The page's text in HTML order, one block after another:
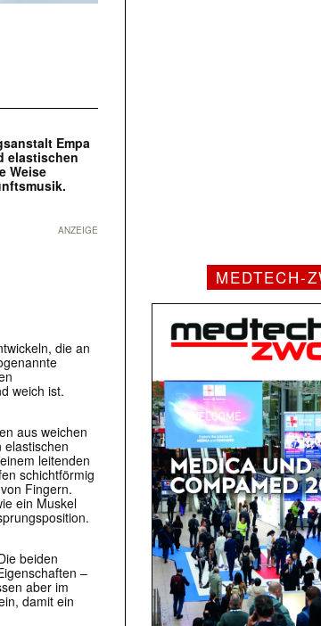
Empa
elastischen
Weise
ANZEIGE
die an
weich ist.
aus weichen
elastischen
leitenden
schichtförmig
Fingern.
ein Muskel
beiden
–
aber im
damit ein
MEDTECH-